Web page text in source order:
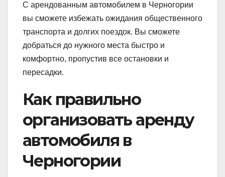
С арендованным автомобилем в Черногории
вы сможете избежать ожидания общественного
транспорта и долгих поездок. Вы сможете
добраться до нужного места быстро и
комфортно, пропустив все остановки и
пересадки.
Как правильно
организовать аренду
автомобиля в
Черногории